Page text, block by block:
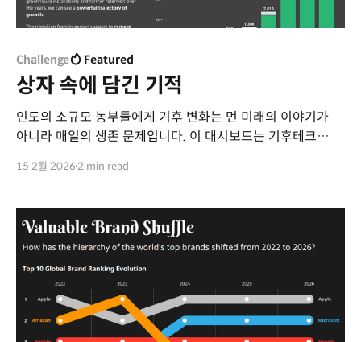
Challenge Featured
상자 속에 담긴 기적
인도의 소규모 농부들에게 기후 변화는 먼 미래의 이야기가
아니라 매일의 생존 문제입니다. 이 대시보드는 기후테크
Box)이 지난 10년간 어떻게 6,800명 이상의 농부들에게
다큐멘터리입니다. Challenge Kheyti | Data
ChangemakersA decade of growth, visualizedData
Changemakers
15 2월 20262 min read